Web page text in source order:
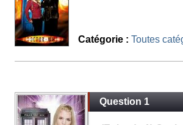
Catégorie : Toutes
Question 1